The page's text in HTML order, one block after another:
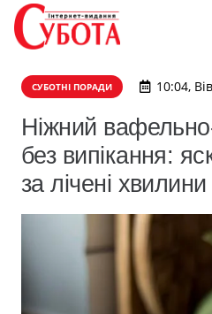
СУБОТНІ ПОРАДИ 10:04,
Ніжний
без випікання:
за лічені хвилини